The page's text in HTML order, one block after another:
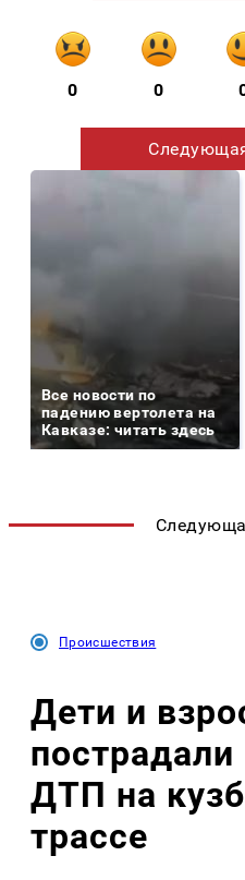
0 0
Все новости по
падению вертолета на
Кавказе: читать здесь
Происшествия
Дети и
ДТП на
трассе